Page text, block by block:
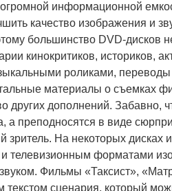
информационной
качество изображения и
большинство DVD-дисков
кинокритиков, историков,
роликами,
материалы о съемках
других дополнений. Забавно,
а преподносятся в виде
зритель. На некоторых
телевизионным форматами
Фильмы «Таксист»,
сценария, который